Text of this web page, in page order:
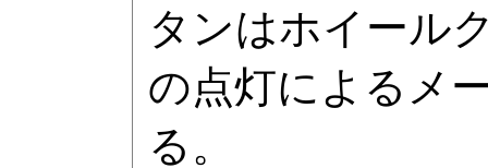
タンはホイール
の点灯によるメ
る。